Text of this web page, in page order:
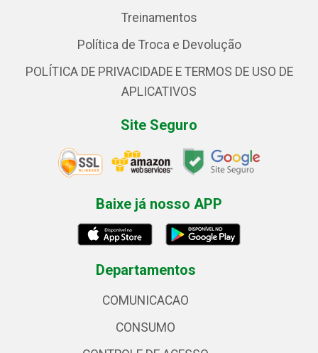
Treinamentos
Política de Troca e Devolução
POLÍTICA DE PRIVACIDADE E TERMOS DE USO DE
APLICATIVOS
Site Seguro
Baixe já nosso APP
Departamentos
COMUNICACAO
CONSUMO